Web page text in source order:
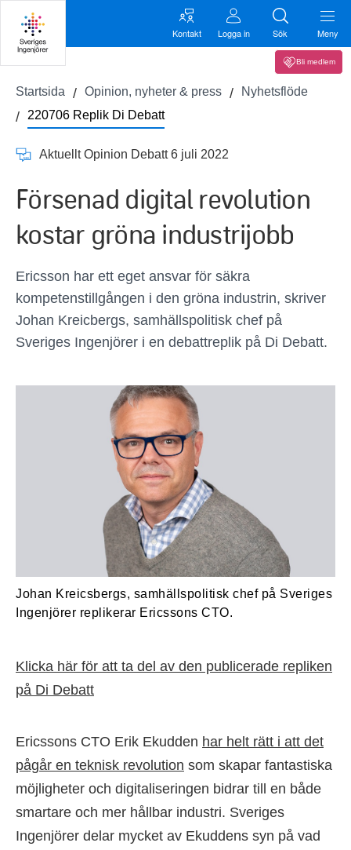
Kontakt Logga in Sök Meny
Bli medlem
Startsida Opinion, nyheter & press
Nyhetsflöde
220706 Replik Di Debatt
Aktuellt Opinion Debatt 6 juli 2022
Försenad digital revolution
kostar gröna industrijobb
Ericsson har ett eget ansvar för säkra
kompetenstillgången i den gröna industrin, skriver
Johan Kreicbergs, samhällspolitisk chef på
Sveriges Ingenjörer i en debattreplik på Di Debatt.
Johan Kreicsbergs, samhällspolitisk chef på Sveriges
Ingenjörer replikerar Ericssons CTO.
Klicka här för att ta del av den publicerade repliken
på Di Debatt
Ericssons CTO Erik Ekudden har helt rätt i att det
pågår en teknisk revolution som skapar fantastiska
möjligheter och digitaliseringen bidrar till en både
smartare och mer hållbar industri. Sveriges
Ingenjörer delar mycket av Ekuddens syn på vad